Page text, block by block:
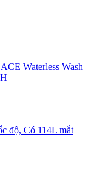
Waterless Wash
độ, Có 114L mắt